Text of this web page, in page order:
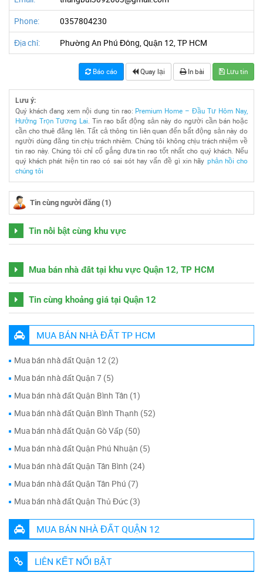
Phone: 0357804230
Địa chỉ: Phường An Phú Đông, Quận 12, TP HCM
Báo cáo Quay lại In bài Lưu tin
Lưu ý:
Quý khách đang xem nội dung tin rao: Premium Home – Đầu Tư Hôm Nay,
Hưởng Trọn Tương Lai. Tin rao bất động sản này do người cần bán hoặc
cần cho thuê đăng lên. Tất cả thông tin liên quan đến bất động sản này do
người dùng đăng tin chịu trách nhiêm. Chúng tôi không chịu trách nhiệm về
tin rao này. Chúng tôi chỉ cố gắng đưa tin rao tốt nhất cho quý khách. Nếu
quý khách phát hiện tin rao có sai sót hay vấn đề gì xin hãy phản hồi cho
chúng tôi
Tin cùng người đăng (1)
Tin nổi bật cùng khu vực
Mua bán nhà đất tại khu vực Quận 12, TP HCM
Tin cùng khoảng giá tại Quận 12
MUA BÁN NHÀ ĐẤT TP HCM
Mua bán nhà đất Quận 12 (2)
Mua bán nhà đất Quận 7 (5)
Mua bán nhà đất Quận Bình Tân (1)
Mua bán nhà đất Quận Bình Thạnh (52)
Mua bán nhà đất Quận Gò Vấp (50)
Mua bán nhà đất Quận Phú Nhuận (5)
Mua bán nhà đất Quận Tân Bình (24)
Mua bán nhà đất Quận Tân Phú (7)
Mua bán nhà đất Quận Thủ Đức (3)
MUA BÁN NHÀ ĐẤT QUẬN 12
LIÊN KẾT NỔI BẬT